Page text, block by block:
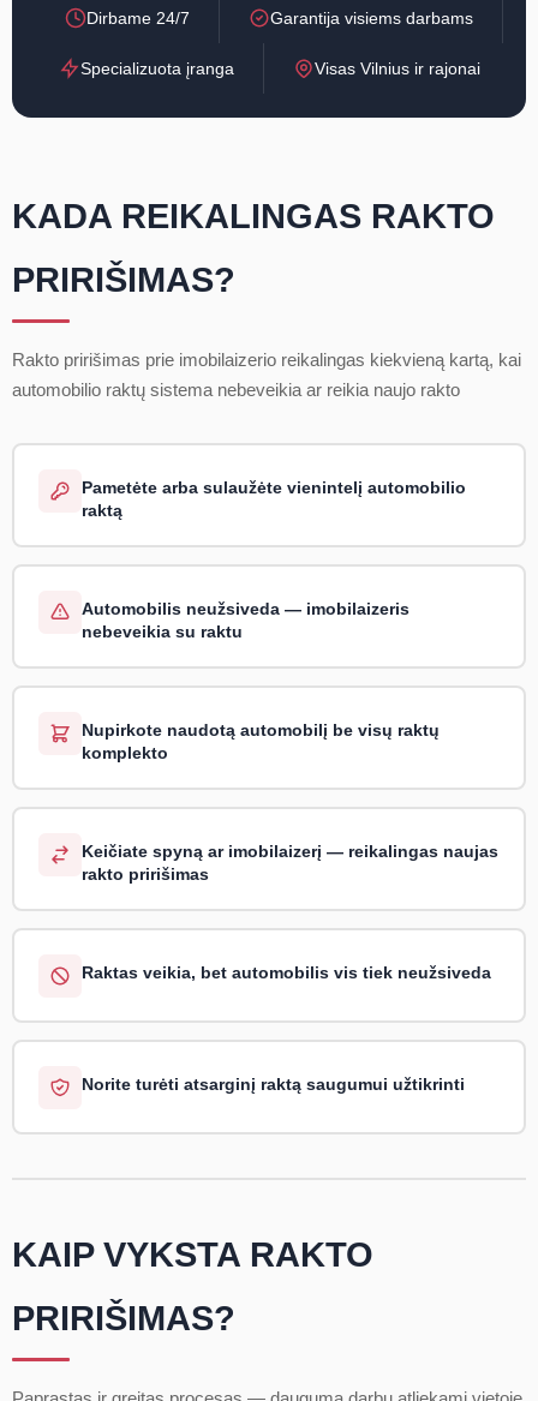
Dirbame 24/7 Garantija visiems darbams
Specializuota įranga Visas Vilnius ir rajonai
KADA REIKALINGAS RAKTO
PRIRIŠIMAS?
Rakto pririšimas prie imobilaizerio reikalingas kiekvieną kartą, kai
automobilio raktų sistema nebeveikia ar reikia naujo rakto
Pametėte arba sulaužėte vienintelį automobilio
raktą
Automobilis neužsiveda — imobilaizeris
nebeveikia su raktu
Nupirkote naudotą automobilį be visų raktų
komplekto
Keičiate spyną ar imobilaizerį — reikalingas naujas
rakto pririšimas
Raktas veikia, bet automobilis vis tiek neužsiveda
Norite turėti atsarginį raktą saugumui užtikrinti
KAIP VYKSTA RAKTO
PRIRIŠIMAS?